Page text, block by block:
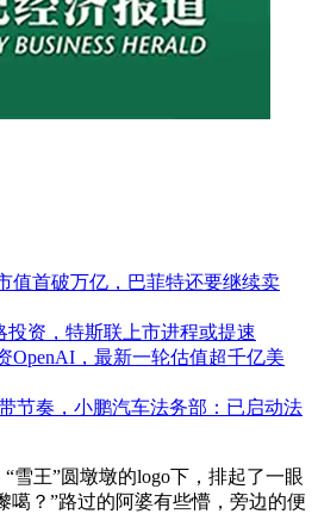
值首破万亿，巴菲特还要继续卖
投资，特斯联上市进程或提速
OpenAI，最新一轮估值超千亿美
节奏，小鹏汽车法务部：已启动法
雪王”圆墩墩的logo下，排起了一眼
噶？”路过的阿婆有些懵，旁边的便